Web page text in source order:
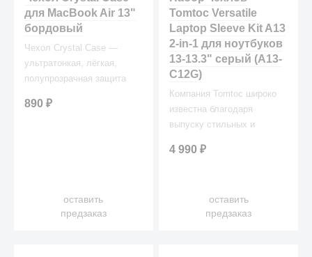
для MacBook Air 13"
бордовый
Чехол Crystal Case —
ультратонкая, лёгкая,
полупрозрачная защита
лэптопа.
890₽
оставить
предзаказ
Tomtoc Versatile
Laptop Sleeve Kit A13
2-in-1 для ноутбуков
13-13.3" серый (A13-
C12G)
Компания Tomtoc широко
известна благодаря
выпуску стильных и
в частности, защитных
4 990₽
оставить
предзаказ